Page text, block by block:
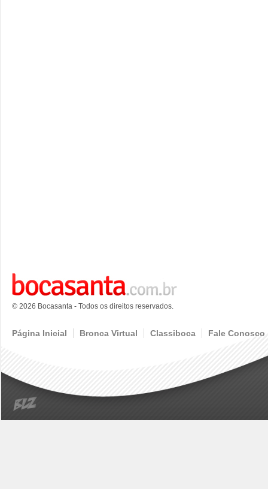
© 2026 Bocasanta - Todos os direitos reservados.
Página Inicial Bronca Virtual Classiboca Fale Conosco